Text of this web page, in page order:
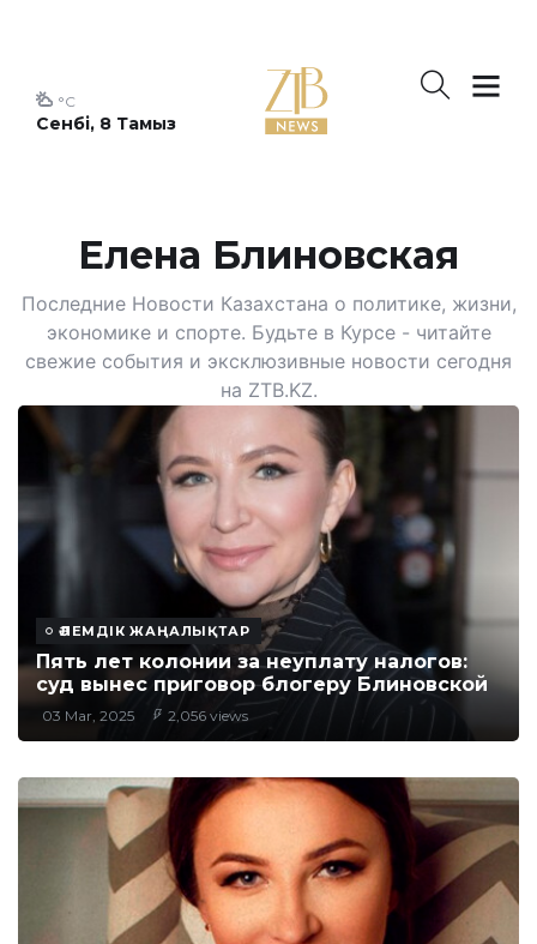
Сенбі, 8 Тамыз
°C
Елена Блиновская
Последние Новости Казахстана о политике, жизни,
экономике и спорте. Будьте в Курсе - читайте
свежие события и эксклюзивные новости сегодня
на ZTB.KZ.
ӘЛЕМДІК ЖАҢАЛЫҚТАР
Пять лет колонии за неуплату налогов:
суд вынес приговор блогеру Блиновской
03 Mar, 2025 2,056 views